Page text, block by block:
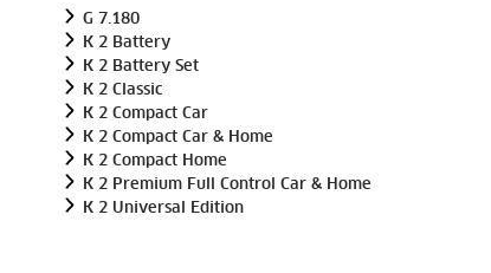
o
f
0
s
e
c
o
n
d
s
V
G 7.180
K 2 Battery
K 2 Battery Set
K 2 Classic
K 2 Compact Car
K 2 Compact Car & Home
K 2 Compact Home
K 2 Premium Full Control Car & Home
K 2 Universal Edition